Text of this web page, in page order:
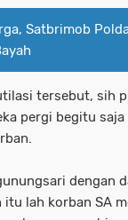
Satbrimob
tersebut, sih
pergi begitu saja
dengan
itu lah korban SA